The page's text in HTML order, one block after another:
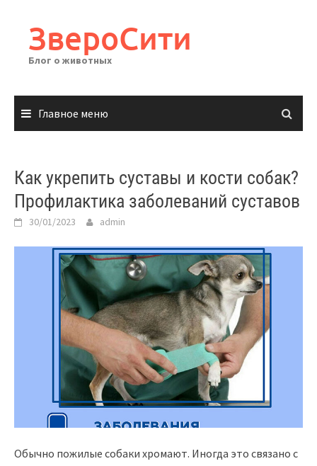
содержимому
ЗвероСити
Блог о животных
Главное меню
Как укрепить суставы и кости собак?
Профилактика заболеваний суставов
30/01/2023 admin
Обычно пожилые собаки хромают. Иногда это связано с